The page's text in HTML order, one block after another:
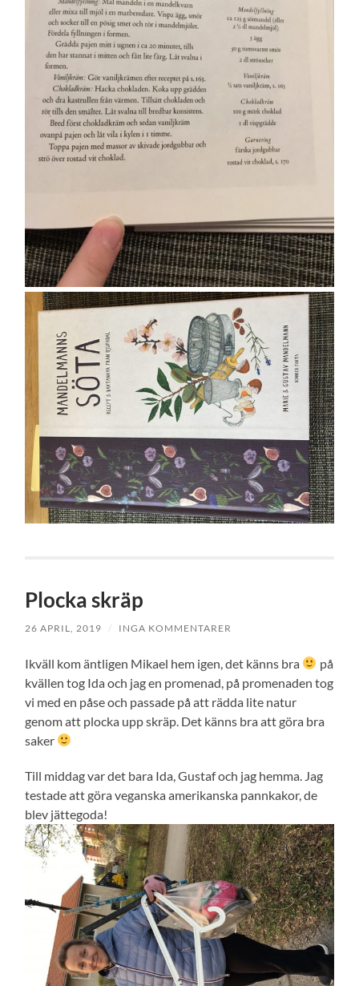
Plocka skräp
26 APRIL, 2019 / INGA KOMMENTARER
Ikväll kom äntligen Mikael hem igen, det känns bra
på
kvällen tog Ida och jag en promenad, på promenaden tog
vi med en påse och passade på att rädda lite natur
genom att plocka upp skräp. Det känns bra att göra bra
saker
Till middag var det bara Ida, Gustaf och jag hemma. Jag
testade att göra veganska amerikanska pannkakor, de
blev jättegoda!